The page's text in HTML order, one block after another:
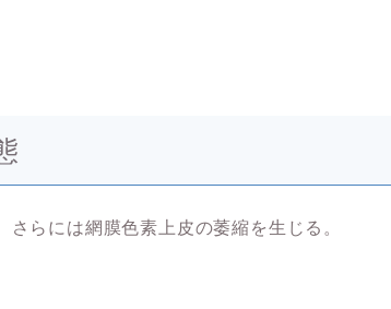
らには網膜色素上皮の萎縮を生じる。